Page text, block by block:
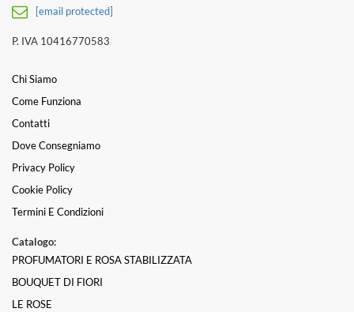
[email protected]
P. IVA 10416770583
Chi Siamo
Come Funziona
Contatti
Dove Consegniamo
Privacy Policy
Cookie Policy
Termini E Condizioni
Catalogo:
PROFUMATORI E ROSA STABILIZZATA
BOUQUET DI FIORI
LE ROSE